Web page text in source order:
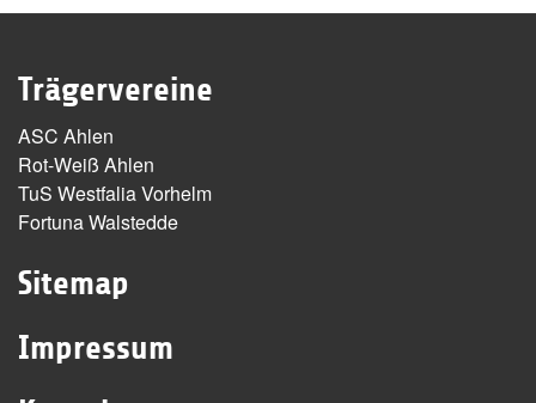
Trägervereine
ASC Ahlen
Rot-Weiß Ahlen
TuS Westfalia Vorhelm
Fortuna Walstedde
Sitemap
Impressum